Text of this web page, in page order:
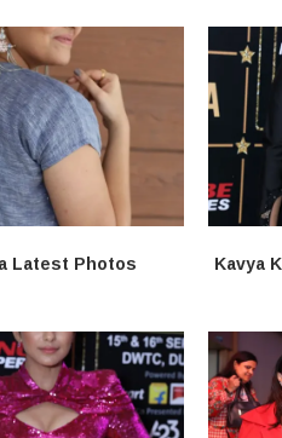
Latest Photos
Kavya